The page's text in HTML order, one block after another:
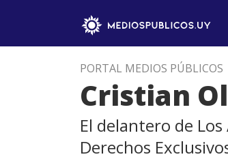
PORTAL MEDIOS PÚBLICOS
Cristian
El delantero de
Derechos